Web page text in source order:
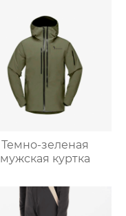
Темно-зеленая
мужская куртка